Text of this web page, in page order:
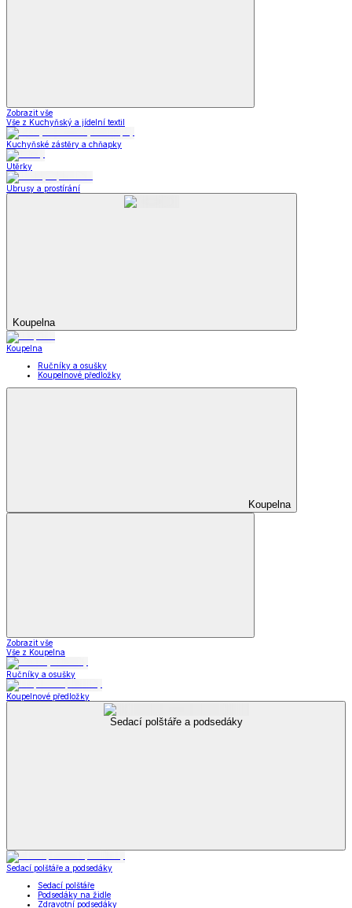
Zobrazit vše
Vše z Kuchyňský a jídelní textil
Kuchyňské zástěry a chňapky
Utěrky
Ubrusy a prostírání
Koupelna
Koupelna
Ručníky a osušky
Koupelnové předložky
Koupelna
Zobrazit vše
Vše z Koupelna
Ručníky a osušky
Koupelnové předložky
Sedací polštáře a podsedáky
Sedací polštáře a podsedáky
Sedací polštáře
Podsedáky na židle
Zdravotní podsedáky